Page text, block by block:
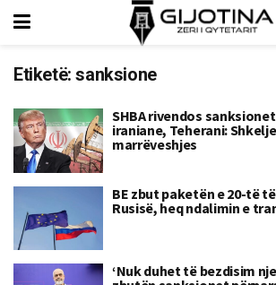
Etiketë:sanksione
SHBA rivendos
iraniane, Teherani:
marrëveshjes
BE zbut paketën e 20-të
Rusisë, heq ndalimin e
‘Nuk duhet të bezdisim